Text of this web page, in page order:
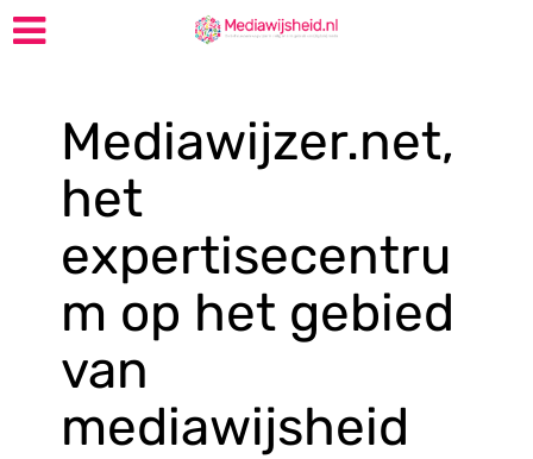
Mediawijzer.net,
het
expertisecentru
m op het gebied
van
mediawijsheid